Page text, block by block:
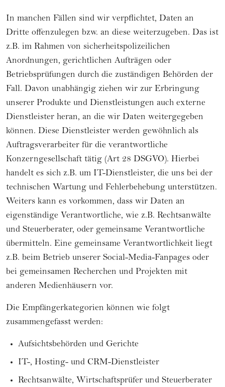
In manchen Fällen sind wir verpflichtet, Daten an
Dritte offenzulegen bzw. an diese weiterzugeben. Das ist
z.B. im Rahmen von sicherheitspolizeilichen
Anordnungen, gerichtlichen Aufträgen oder
Betriebsprüfungen durch die zuständigen Behörden der
Fall. Davon unabhängig ziehen wir zur Erbringung
unserer Produkte und Dienstleistungen auch externe
Dienstleister heran, an die wir Daten weitergegeben
können. Diese Dienstleister werden gewöhnlich als
Auftragsverarbeiter für die verantwortliche
Konzerngesellschaft tätig (Art 28 DSGVO). Hierbei
handelt es sich z.B. um IT-Dienstleister, die uns bei der
technischen Wartung und Fehlerbehebung unterstützen.
Weiters kann es vorkommen, dass wir Daten an
eigenständige Verantwortliche, wie z.B. Rechtsanwälte
und Steuerberater, oder gemeinsame Verantwortliche
übermitteln. Eine gemeinsame Verantwortlichkeit liegt
z.B. beim Betrieb unserer Social-Media-Fanpages oder
bei gemeinsamen Recherchen und Projekten mit
anderen Medienhäusern vor.
Die Empfängerkategorien können wie folgt
zusammengefasst werden:
Aufsichtsbehörden und Gerichte
IT-, Hosting- und CRM-Dienstleister
Rechtsanwälte, Wirtschaftsprüfer und Steuerberater